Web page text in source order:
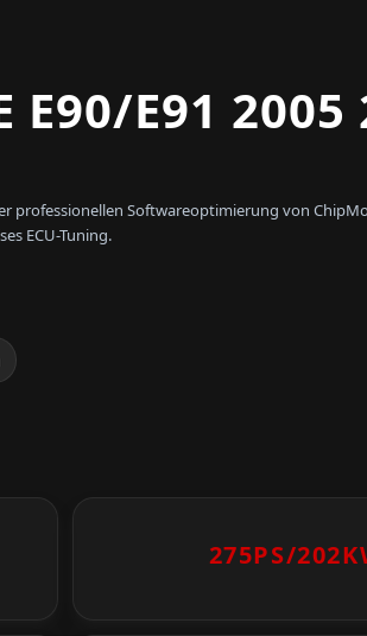
E90/E91 2005
professionellen Softwareoptimierung von
ECU-Tuning.
275PS/